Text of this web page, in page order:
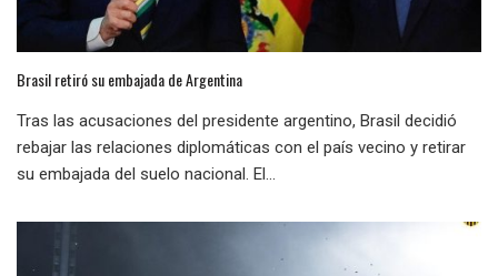
Brasil retiró su embajada de Argentina
Tras las acusaciones del presidente argentino, Brasil decidió
rebajar las relaciones diplomáticas con el país vecino y retirar
su embajada del suelo nacional. El...